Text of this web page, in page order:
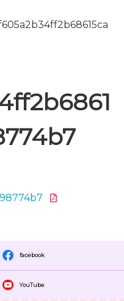
facebook
YouTube